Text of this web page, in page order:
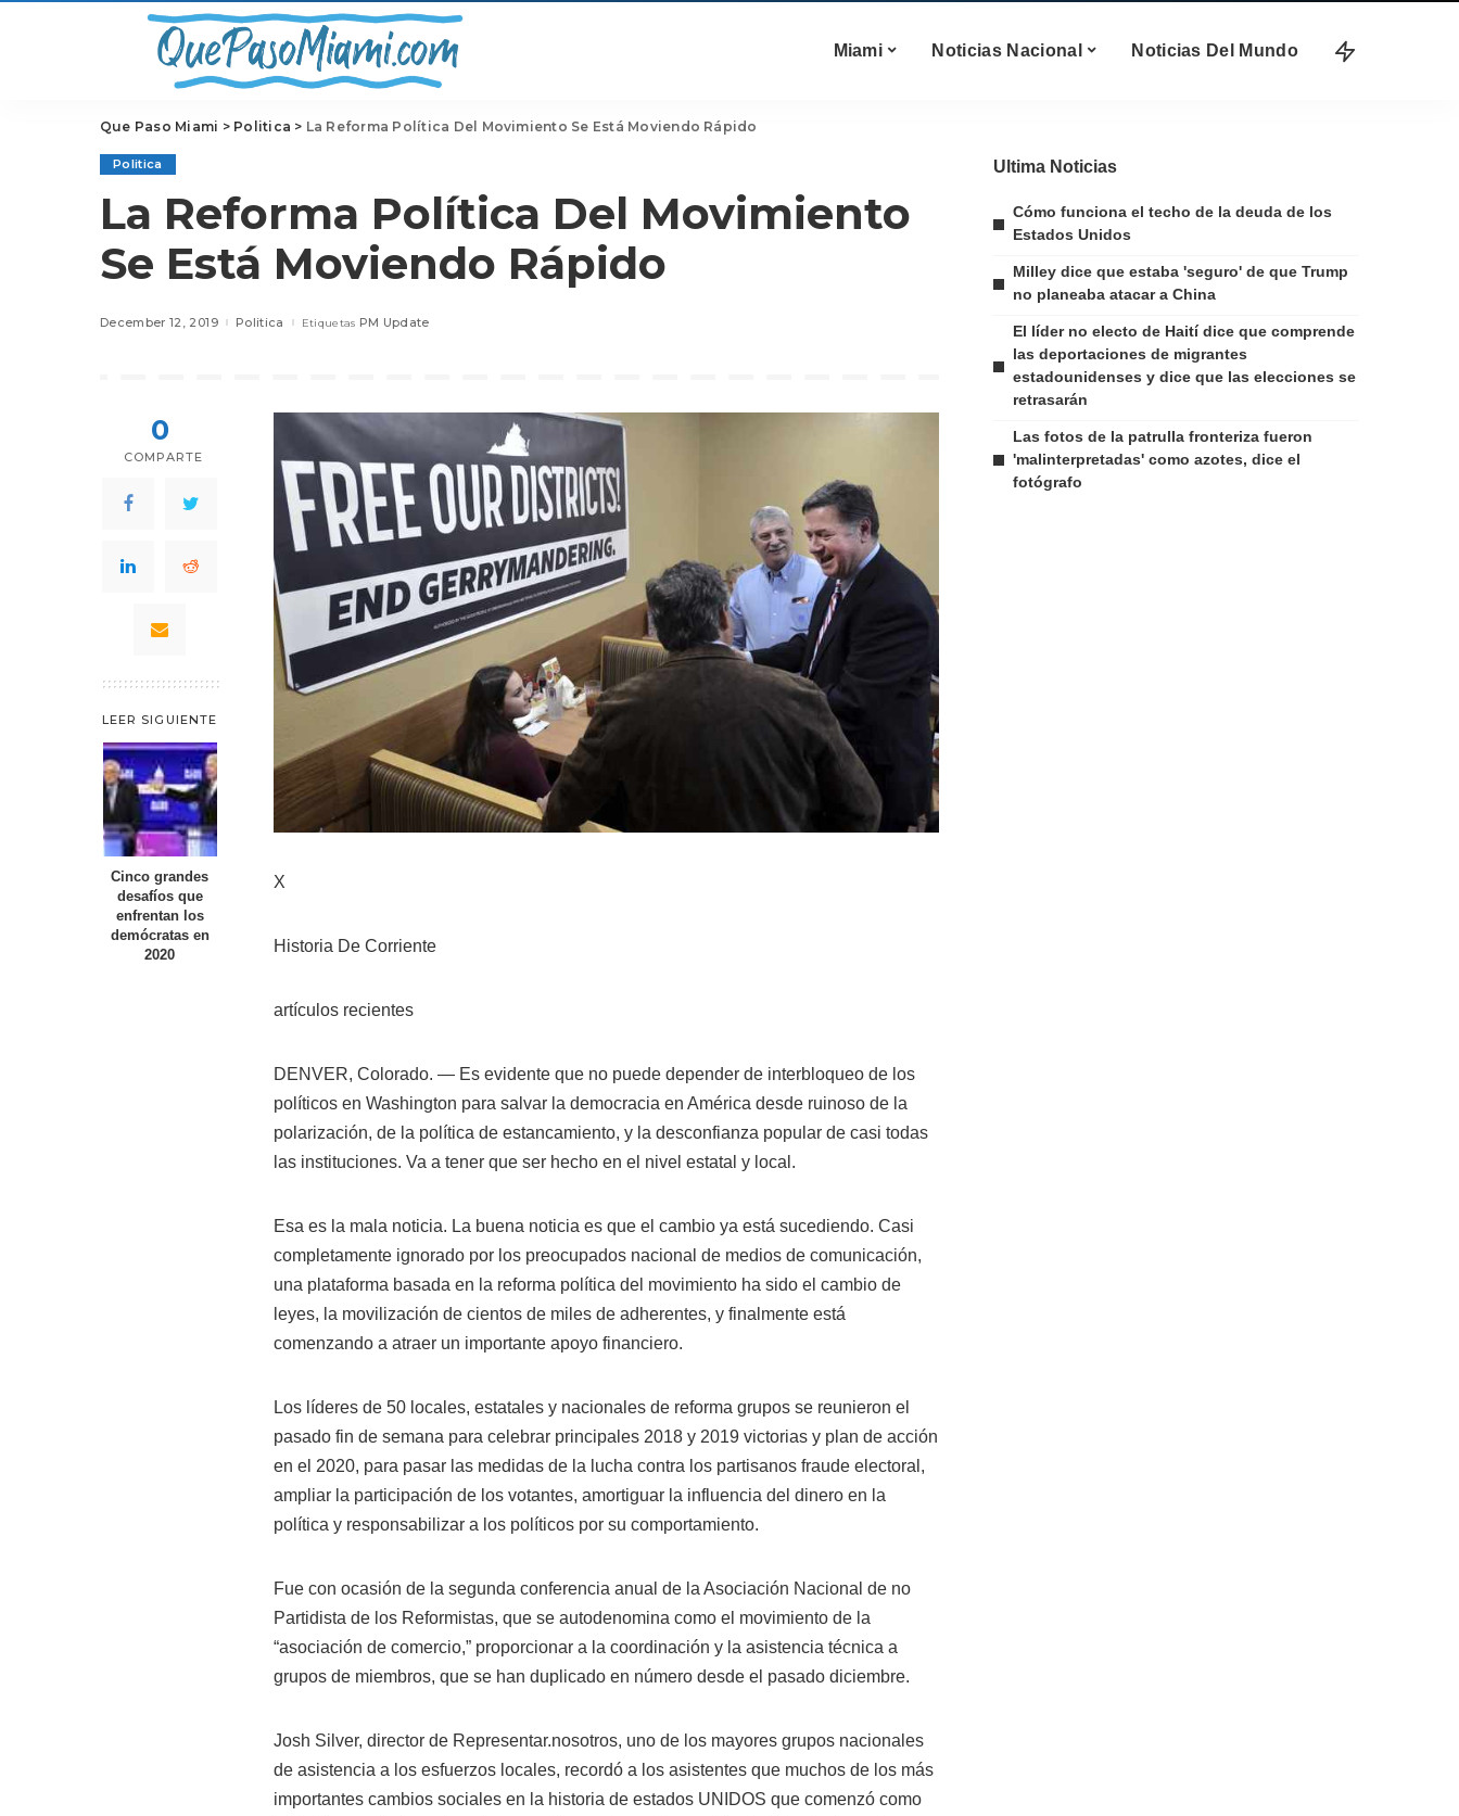
Miami Noticias Nacional Noticias Del Mundo
Que Paso Miami > Politica > La Reforma Política Del Movimiento Se Está Moviendo Rápido
Politica
La Reforma Política Del Movimiento
Se Está Moviendo Rápido
December 12, 2019 Politica Etiquetas PM Update
0
COMPARTE
LEER SIGUIENTE
Cinco grandes
desafíos que
enfrentan los
demócratas en
2020
X
Historia De Corriente
artículos recientes
DENVER, Colorado. — Es evidente que no puede depender de interbloqueo de los
políticos en Washington para salvar la democracia en América desde ruinoso de la
polarización, de la política de estancamiento, y la desconfianza popular de casi todas
las instituciones. Va a tener que ser hecho en el nivel estatal y local.
Esa es la mala noticia. La buena noticia es que el cambio ya está sucediendo. Casi
completamente ignorado por los preocupados nacional de medios de comunicación,
una plataforma basada en la reforma política del movimiento ha sido el cambio de
leyes, la movilización de cientos de miles de adherentes, y finalmente está
comenzando a atraer un importante apoyo financiero.
Los líderes de 50 locales, estatales y nacionales de reforma grupos se reunieron el
pasado fin de semana para celebrar principales 2018 y 2019 victorias y plan de acción
en el 2020, para pasar las medidas de la lucha contra los partisanos fraude electoral,
ampliar la participación de los votantes, amortiguar la influencia del dinero en la
política y responsabilizar a los políticos por su comportamiento.
Fue con ocasión de la segunda conferencia anual de la Asociación Nacional de no
Partidista de los Reformistas, que se autodenomina como el movimiento de la
“asociación de comercio,” proporcionar a la coordinación y la asistencia técnica a
grupos de miembros, que se han duplicado en número desde el pasado diciembre.
Josh Silver, director de Representar.nosotros, uno de los mayores grupos nacionales
de asistencia a los esfuerzos locales, recordó a los asistentes que muchos de los más
importantes cambios sociales en la historia de estados UNIDOS que comenzó como
Ultima Noticias
Cómo funciona el techo de la deuda de los
Estados Unidos
Milley dice que estaba 'seguro' de que Trump
no planeaba atacar a China
El líder no electo de Haití dice que comprende
las deportaciones de migrantes
estadounidenses y dice que las elecciones se
retrasarán
Las fotos de la patrulla fronteriza fueron
'malinterpretadas' como azotes, dice el
fotógrafo